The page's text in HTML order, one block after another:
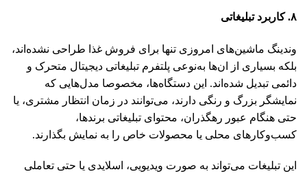
۸. کاربرد تبلیغاتی
وندینگ ماشین‌های امروزی تنها برای فروش غذا طراحی نشده‌اند،
بلکه بسیاری از ان‌ها به‌نوعی پلتفرم تبلیغاتی دیجیتال متحرک و
دائمی تبدیل شده‌اند. این دستگاه‌ها، مخصوصا مدل‌هایی که
نمایشگر بزرگ و رنگی دارند، می‌توانند در زمان انتظار مشتری، یا
حتی هنگام عبور رهگذران، محتوای تبلیغاتی برندها،
کسب‌وکارهای محلی یا محصولات خاص را به نمایش بگذارند.
این تبلیغات می‌تواند به ‌صورت ویدیویی، اسلایدی یا حتی تعاملی